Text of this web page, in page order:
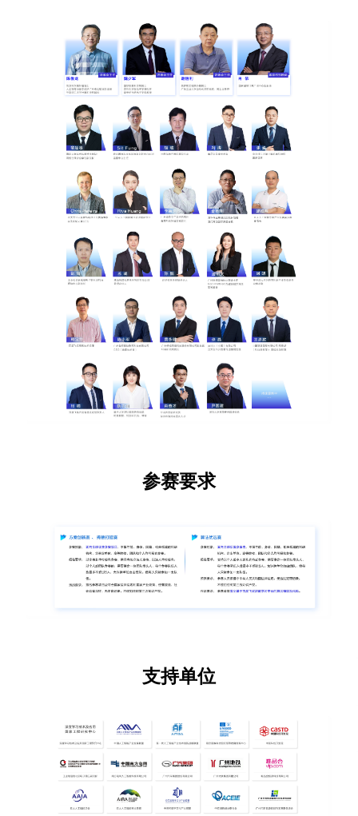
参赛要求
支持单位